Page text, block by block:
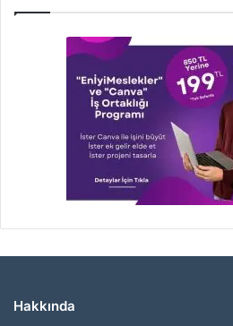
Hakkında